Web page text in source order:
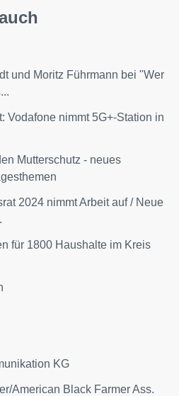
und Moritz Führmann bei "Wer
Vodafone nimmt 5G+-Station in
Mutterschutz - neues
2024 nimmt Arbeit auf / Neue
für 1800 Haushalte im Kreis
KG
American Black Farmer Ass.